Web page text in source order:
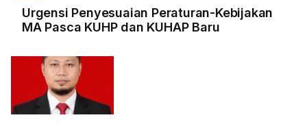
Urgensi Penyesuaian Peraturan-Kebijakan
MA Pasca KUHP dan KUHAP Baru